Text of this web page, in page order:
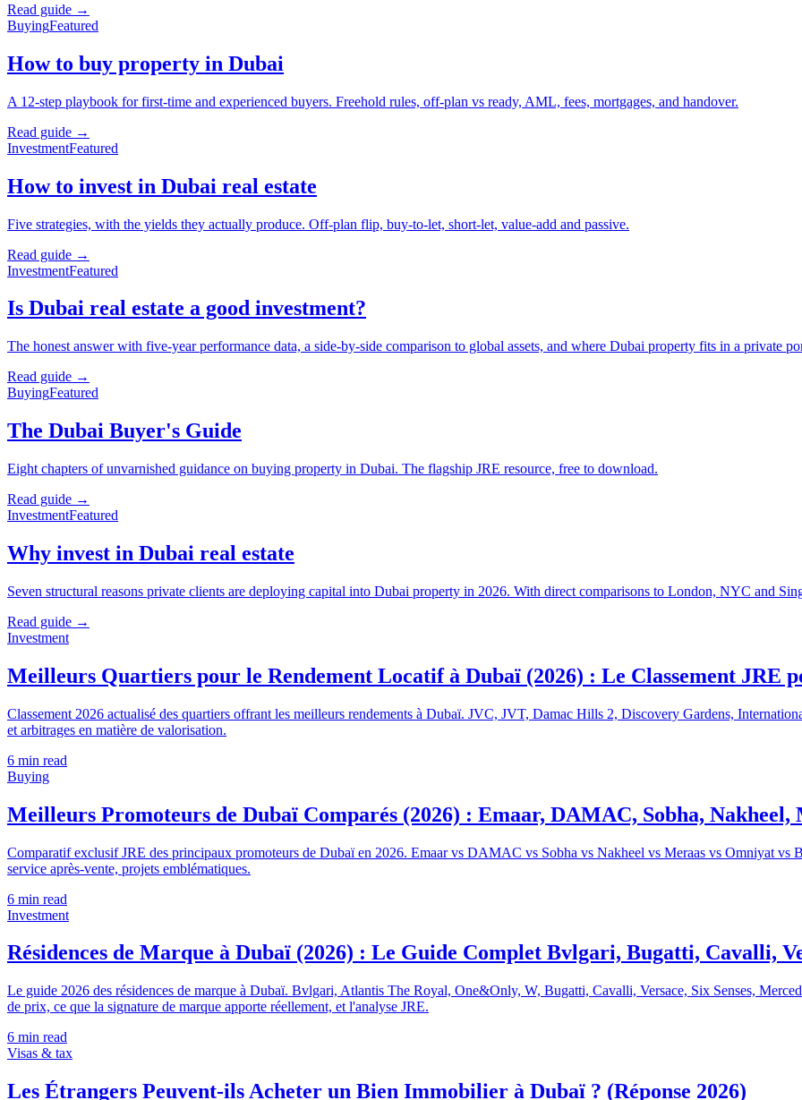
Read guide →
BuyingFeatured
How to buy property in Dubai
A 12-step playbook for first-time and experienced buyers. Freehold rules, off-plan vs ready, AML, fees, mortgages, and handover.
Read guide →
InvestmentFeatured
How to invest in Dubai real estate
Five strategies, with the yields they actually produce. Off-plan flip, buy-to-let, short-let, value-add and passive.
Read guide →
InvestmentFeatured
Is Dubai real estate a good investment?
The honest answer with five-year performance data, a side-by-side comparison to global assets, and where Dubai property fits in a private
Read guide →
BuyingFeatured
The Dubai Buyer's Guide
Eight chapters of unvarnished guidance on buying property in Dubai. The flagship JRE resource, free to download.
Read guide →
InvestmentFeatured
Why invest in Dubai real estate
Seven structural reasons private clients are deploying capital into Dubai property in 2026. With direct comparisons to London, NYC and
Read guide →
Investment
Meilleurs Quartiers pour le Rendement Locatif à Dubaï (2026) : Le Classement JRE
Classement 2026 actualisé des quartiers offrant les meilleurs rendements à Dubaï. JVC, JVT, Damac Hills 2, Discovery Gardens,
et arbitrages en matière de valorisation.
6 min read
Buying
Meilleurs Promoteurs de Dubaï Comparés (2026) : Emaar, DAMAC, Sobha,
Comparatif exclusif JRE des principaux promoteurs de Dubaï en 2026. Emaar vs DAMAC vs Sobha vs Nakheel vs Meraas vs Omniyat vs
service après-vente, projets emblématiques.
6 min read
Investment
Résidences de Marque à Dubaï (2026) : Le Guide Complet Bvlgari, Bugatti, Cavalli,
Le guide 2026 des résidences de marque à Dubaï. Bvlgari, Atlantis The Royal, One&Only, W, Bugatti, Cavalli, Versace, Six Senses,
de prix, ce que la signature de marque apporte réellement, et l'analyse JRE.
6 min read
Visas & tax
Les Étrangers Peuvent-ils Acheter un Bien Immobilier à Dubaï ? (Réponse 2026)